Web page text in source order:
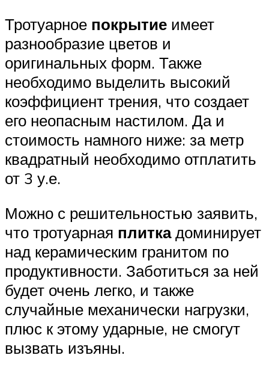
Тротуарное покрытие имеет
разнообразие цветов и
оригинальных форм. Также
необходимо выделить высокий
коэффициент трения, что создает
его неопасным настилом. Да и
стоимость намного ниже: за метр
квадратный необходимо отплатить
от 3 у.е.
Можно с решительностью заявить,
что тротуарная плиткадоминирует
над керамическим гранитом по
продуктивности. Заботиться за ней
будет очень легко, и также
случайные механически нагрузки,
плюс к этому ударные, не смогут
вызвать изъяны.